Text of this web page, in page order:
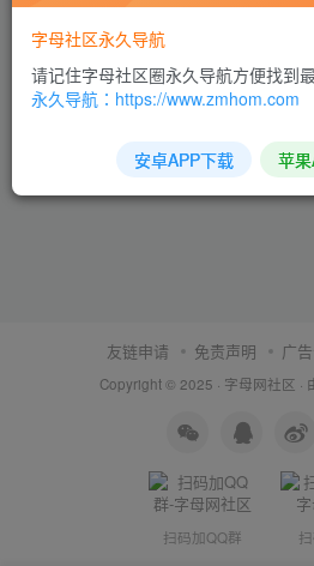
友链申请 免责声明 广
Copyright © 2025 · 字母网社区 ·
扫码加QQ群
字母社区永久导航
请记住字母社区圈永久导航方便找到
永久导航：https://www.zmhom.com
安卓APP下载 苹